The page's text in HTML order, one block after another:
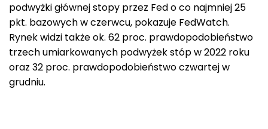
podwyżki głównej stopy przez Fed o co najmniej 25
pkt. bazowych w czerwcu, pokazuje FedWatch.
Rynek widzi także ok. 62 proc. prawdopodobieństwo
trzech umiarkowanych podwyżek stóp w 2022 roku
oraz 32 proc. prawdopodobieństwo czwartej w
grudniu.